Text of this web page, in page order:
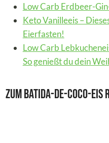
Low Carb Erdbeer-
Keto Vanilleeis –
Eierfasten!
Low Carb
So genießt du dein
Zum Batida-de-Coco-Eis